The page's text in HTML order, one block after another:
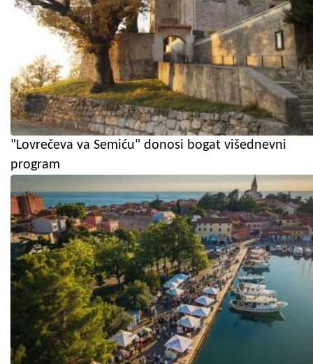
"Lovrečeva va Semiću" donosi bogat višednevni
program